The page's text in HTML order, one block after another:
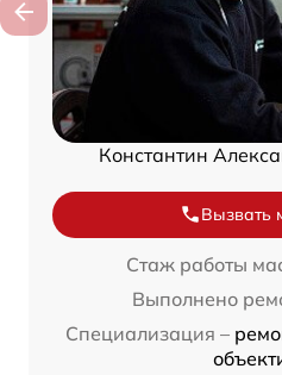
Константин
Вызвать
Стаж работы
Выполнено
Специализация –